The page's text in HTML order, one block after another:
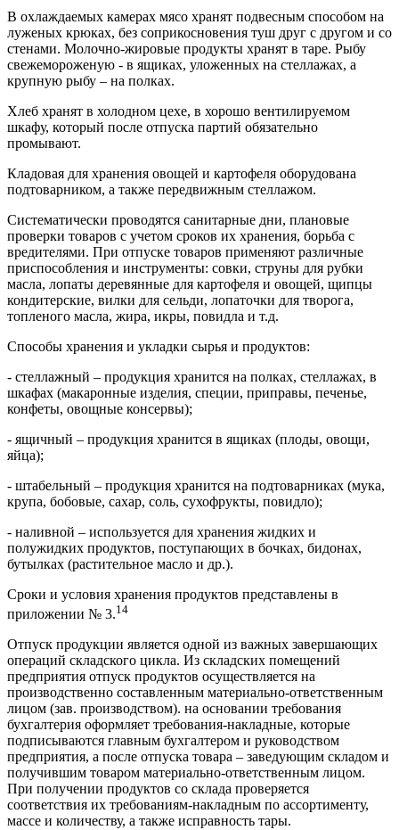
В охлаждаемых камерах мясо хранят подвесным способом на
луженых крюках, без соприкосновения туш друг с другом и со
стенами. Молочно-жировые продукты хранят в таре. Рыбу
свежемороженую - в ящиках, уложенных на стеллажах, а
крупную рыбу – на полках.
Хлеб хранят в холодном цехе, в хорошо вентилируемом
шкафу, который после отпуска партий обязательно
промывают.
Кладовая для хранения овощей и картофеля оборудована
подтоварником, а также передвижным стеллажом.
Систематически проводятся санитарные дни, плановые
проверки товаров с учетом сроков их хранения, борьба с
вредителями. При отпуске товаров применяют различные
приспособления и инструменты: совки, струны для рубки
масла, лопаты деревянные для картофеля и овощей, щипцы
кондитерские, вилки для сельди, лопаточки для творога,
топленого масла, жира, икры, повидла и т.д.
Способы хранения и укладки сырья и продуктов:
- стеллажный – продукция хранится на полках, стеллажах, в
шкафах (макаронные изделия, специи, приправы, печенье,
конфеты, овощные консервы);
- ящичный – продукция хранится в ящиках (плоды, овощи,
яйца);
- штабельный – продукция хранится на подтоварниках (мука,
крупа, бобовые, сахар, соль, сухофрукты, повидло);
- наливной – используется для хранения жидких и
полужидких продуктов, поступающих в бочках, бидонах,
бутылках (растительное масло и др.).
Сроки и условия хранения продуктов представлены в
приложении № 3.14
Отпуск продукции является одной из важных завершающих
операций складского цикла. Из складских помещений
предприятия отпуск продуктов осуществляется на
производственно составленным материально-ответственным
лицом (зав. производством). на основании требования
бухгалтерия оформляет требования-накладные, которые
подписываются главным бухгалтером и руководством
предприятия, а после отпуска товара – заведующим складом и
получившим товаром материально-ответственным лицом.
При получении продуктов со склада проверяется
соответствия их требованиям-накладным по ассортименту,
массе и количеству, а также исправность тары.